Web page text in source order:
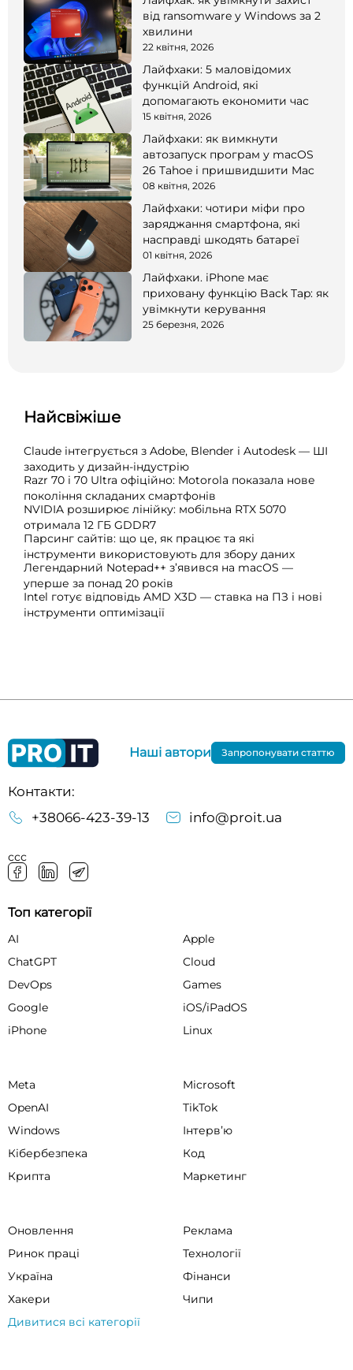
від ransomware у Windows за 2
хвилини
22 квітня, 2026
Лайфхаки: 5 маловідомих
функцій Android, які
допомагають економити час
15 квітня, 2026
Лайфхаки: як вимкнути
автозапуск програм у macOS
26 Tahoe і пришвидшити Mac
08 квітня, 2026
Лайфхаки: чотири міфи про
заряджання смартфона, які
насправді шкодять батареї
01 квітня, 2026
Лайфхаки. iPhone має
приховану функцію Back Tap: як
увімкнути керування
25 березня, 2026
Найсвіжіше
Claude інтегрується з Adobe, Blender і Autodesk — ШІ
заходить у дизайн-індустрію
Razr 70 і 70 Ultra офіційно: Motorola показала нове
покоління складаних смартфонів
NVIDIA розширює лінійку: мобільна RTX 5070
отримала 12 ГБ GDDR7
Парсинг сайтів: що це, як працює та які
інструменти використовують для збору даних
Легендарний Notepad++ з’явився на macOS —
уперше за понад 20 років
Intel готує відповідь AMD X3D — ставка на ПЗ і нові
інструменти оптимізації
Контакти:
+38066-423-39-13
info@proit.ua
ссс
Наші автори Запропонувати статтю
Топ категорії
AI
Apple
ChatGPT
Cloud
DevOps
Games
Google
iOS/iPadOS
iPhone
Linux
Meta
Microsoft
OpenAI
TikTok
Windows
Інтервʼю
Кібербезпека
Код
Крипта
Маркетинг
Оновлення
Реклама
Ринок праці
Технології
Україна
Фінанси
Хакери
Чипи
Дивитися всі категорії